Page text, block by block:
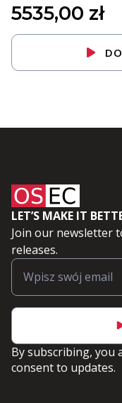
5535,00 zł
LET’S MAKE IT
Join our newsletter
releases.
By subscribing, you
consent to updates.